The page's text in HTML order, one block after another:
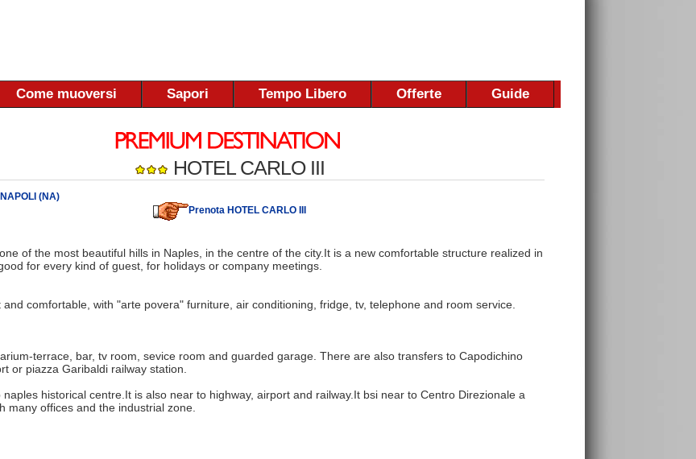
Come muoversi Sapori Tempo Libero Offerte Guide
HOTEL CARLO III
NAPOLI (NA)
Prenota HOTEL CARLO III
of the most beautiful hills in Naples, in the centre of the city.It is a new comfortable structure realized in
for every kind of guest, for holidays or company meetings.
and comfortable, with "arte povera" furniture, air conditioning, fridge, tv, telephone and room service.
terrace, bar, tv room, sevice room and guarded garage. There are also transfers to Capodichino
or piazza Garibaldi railway station.
historical centre.It is also near to highway, airport and railway.It bsi near to Centro Direzionale a
many offices and the industrial zone.